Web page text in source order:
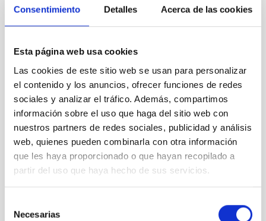
Consentimiento Detalles Acerca de las cookies
Esta página web usa cookies
Las cookies de este sitio web se usan para personalizar
el contenido y los anuncios, ofrecer funciones de redes
sociales y analizar el tráfico. Además, compartimos
información sobre el uso que haga del sitio web con
nuestros partners de redes sociales, publicidad y análisis
web, quienes pueden combinarla con otra información
que les haya proporcionado o que hayan recopilado a
partir del uso que haya hecho de sus servicios.
Necesarias
MASTER'S DEGREE (QF-EHEA SECOND CYCLE)
PS-2023-053 BASES CONVOCATORIA
ANEXO III SOLICITUD